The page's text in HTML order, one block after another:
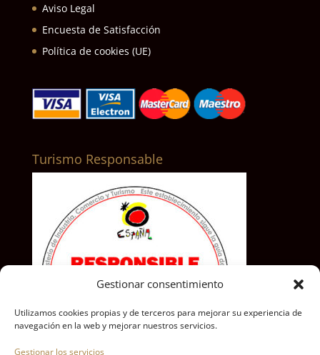
Gestionar consentimiento
Utilizamos cookies propias y de terceros para mejorar su experiencia de
navegación en la web y mejorar nuestros servicios.
Gestionar los servicios
Aviso Legal
Encuesta de Satisfacción
Política de cookies (UE)
Turismo Responsable